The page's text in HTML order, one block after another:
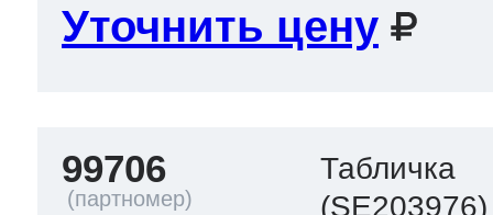
Уточнить цену
99706
Табличка
(SE203976)